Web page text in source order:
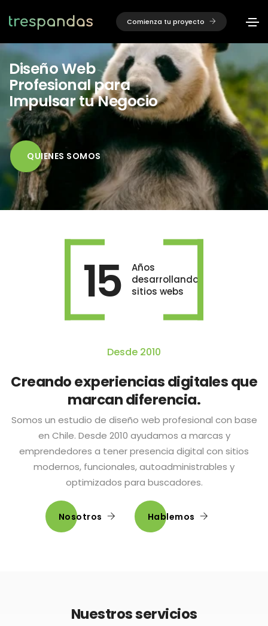
Comienza tu proyecto
Diseño Web
Profesional para
Impulsar tu Negocio
QUIENES SOMOS
15
Años
desarrollando
sitios webs
Desde 2010
Creando experiencias digitales que
marcan diferencia.
Somos un estudio de diseño web profesional con base
en Chile. Desde 2010 ayudamos a marcas y
emprendedores a tener presencia digital con sitios
modernos, funcionales, autoadministrables y
optimizados para buscadores.
Nosotros Hablemos
Nuestros servicios